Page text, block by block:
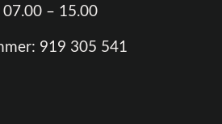
07.00 – 15.00
919 305 541